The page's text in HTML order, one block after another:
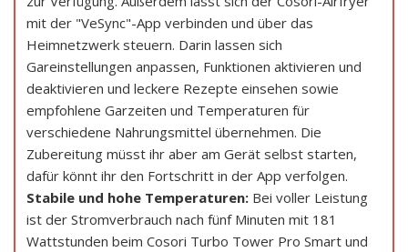
mit der "VeSync"-App verbinden und über das
Heimnetzwerk steuern. Darin lassen sich
Gareinstellungen anpassen, Funktionen aktivieren und
deaktivieren und leckere Rezepte einsehen sowie
empfohlene Garzeiten und Temperaturen für
verschiedene Nahrungsmittel übernehmen. Die
Zubereitung müsst ihr aber am Gerät selbst starten,
dafür könnt ihr den Fortschritt in der App verfolgen.
Stabile und hohe Temperaturen: Bei voller Leistung
ist der Stromverbrauch nach fünf Minuten mit 181
Wattstunden beim Cosori Turbo Tower Pro Smart und